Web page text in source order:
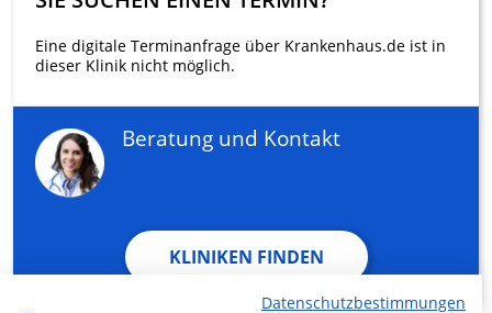
Eine digitale Terminanfrage über Krankenhaus.de ist in
dieser Klinik nicht möglich.
Beratung und Kontakt
KLINIKEN FINDEN
Datenschutzbestimmungen